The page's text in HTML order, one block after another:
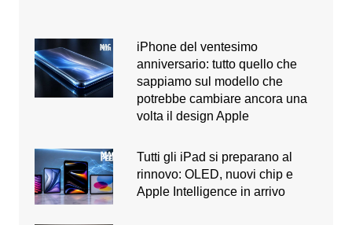
iPhone del ventesimo
anniversario: tutto quello che
sappiamo sul modello che
potrebbe cambiare ancora una
volta il design Apple
Tutti gli iPad si preparano al
rinnovo: OLED, nuovi chip e
Apple Intelligence in arrivo